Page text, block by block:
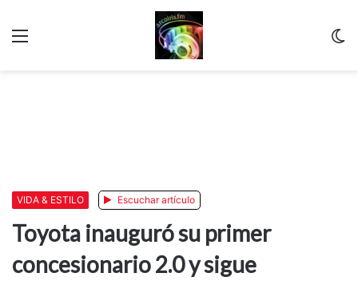
VIDA & ESTILO Escuchar artículo
Toyota inauguró su primer
concesionario 2.0 y sigue